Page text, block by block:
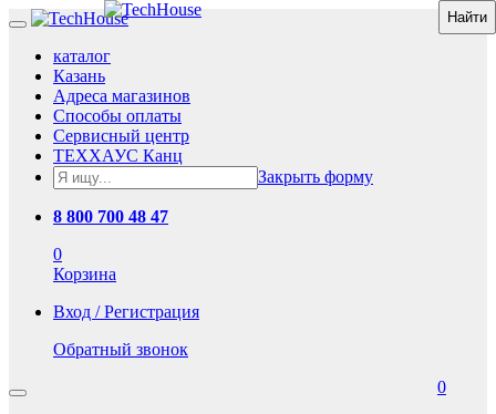
каталог
Казань
Адреса магазинов
Способы оплаты
Сервисный центр
ТЕХХАУС Канц
Закрыть форму
8 800 700 48 47
0
Корзина
Вход / Регистрация
Обратный звонок
0